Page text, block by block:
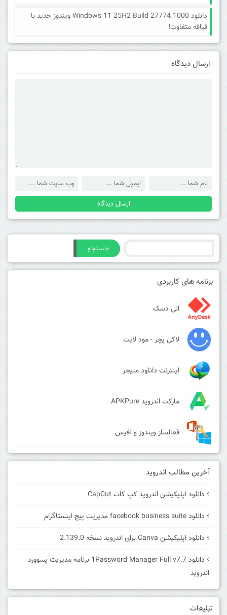
دانلود Windows 11 25H2 Build 27774.1000 ویندوز جدید با
قیافه متفاوت!
ارسال دیدگاه
جستجو
برنامه های کاربردی
انی دسک
لاکی پچر - مود لایت
اینترنت دانلود منیجر
مارکت اندروید APKPure
فعالساز ویندوز و آفیس
آخرین مطالب اندروید
دانلود اپلیکیشن اندروید کپ کات CapCut
دانلود facebook business suite مدیریت پیج اینستاگرام
دانلود اپلیکیشن Canva برای اندروید نسخه 2.139.0
دانلود 1Password Manager Full v7.7 برنامه مدیریت پسوورد
اندروید
تبلیغات